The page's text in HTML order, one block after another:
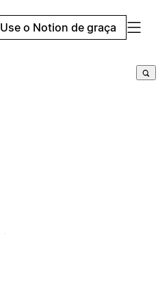
Use o Notion de graça